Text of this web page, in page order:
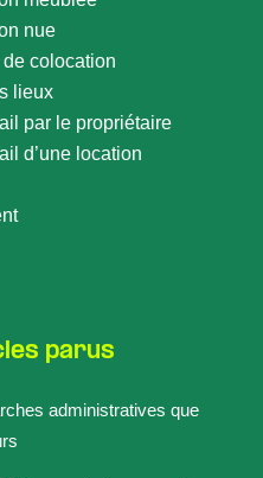
nue
colocation
lieux
par le propriétaire
d’une location
parus
administratives que